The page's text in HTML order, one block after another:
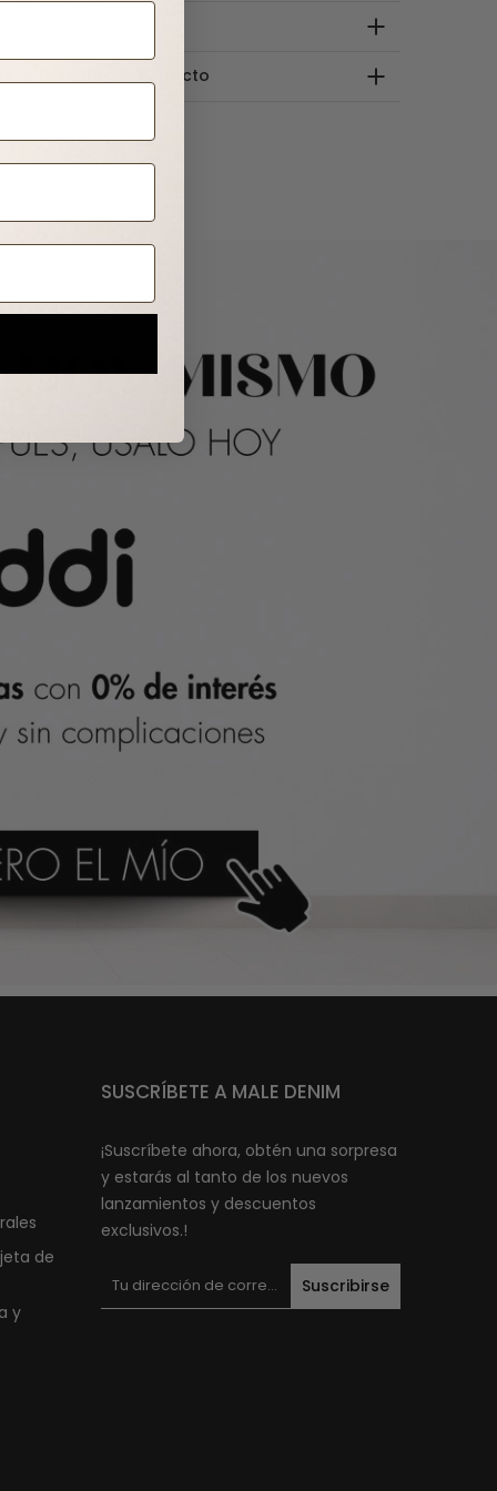
y Derecho de Retracto
de
y
SUSCRÍBETE A MALE DENIM
¡Suscríbete ahora, obtén una sorpresa
y estarás al tanto de los nuevos
lanzamientos y descuentos
exclusivos.!
Suscribirse